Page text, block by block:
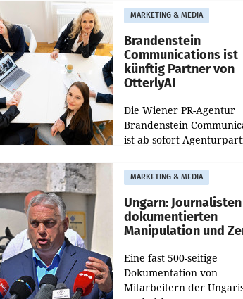
aus, womit sich das
gegenüber Juli 2025
verdoppelte (+102
MARKETING & MEDIA
Brandenstein
Communications ist
künftig Partner von
OtterlyAI
Die Wiener PR-Agentur
Brandenstein
ist ab sofort
Optimierungsplattform
OtterlyAI. Damit baut die
Agentur ihr
MARKETING & MEDIA
Ungarn: Journalisten
dokumentierten
Manipulation und
Eine fast 500-seitige
Dokumentation von
Mitarbeitern der